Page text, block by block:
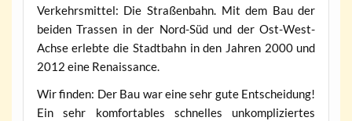
Verkehrsmittel: Die Straßenbahn. Mit dem Bau der
beiden Trassen in der Nord-Süd und der Ost-West-
Achse erlebte die Stadtbahn in den Jahren 2000 und
2012 eine Renaissance.
Wir finden: Der Bau war eine sehr gute Entscheidung!
Ein sehr komfortables schnelles unkompliziertes